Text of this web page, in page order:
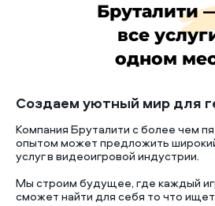
Бруталити
все
одном
Создаем уютный мир для
Компания Бруталити с более чем
опытом может предложить
услуг в видеоигровой индустрии.
Мы строим будущее, где каждый
сможет найти для себя то что ищет.